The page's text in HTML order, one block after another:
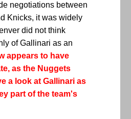
negotiations between
Knicks, it was widely
did not think
of Gallinari as an
appears to have
as the Nuggets
a look at Gallinari as
part of the team's